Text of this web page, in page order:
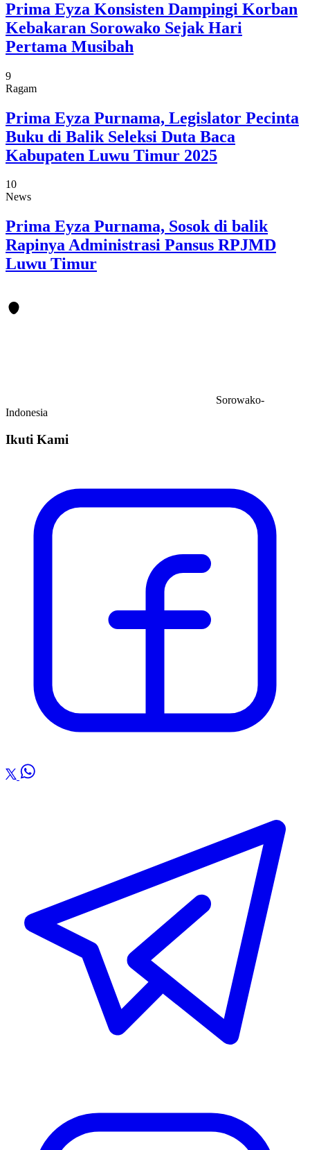
Prima Eyza Konsisten Dampingi Korban
Kebakaran Sorowako Sejak Hari
Pertama Musibah
9
Ragam
Prima Eyza Purnama, Legislator Pecinta
Buku di Balik Seleksi Duta Baca
Kabupaten Luwu Timur 2025
10
News
Prima Eyza Purnama, Sosok di balik
Rapinya Administrasi Pansus RPJMD
Luwu Timur
Sorowako-
Indonesia
Ikuti Kami